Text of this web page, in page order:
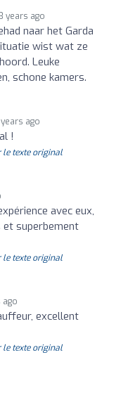
years ago
naar het Garda
wist wat ze
Leuke
schone kamers.
ago
!
le texte original
avec eux,
superbement
le texte original
ago
excellent
le texte original